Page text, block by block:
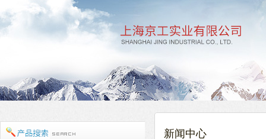
新闻中心